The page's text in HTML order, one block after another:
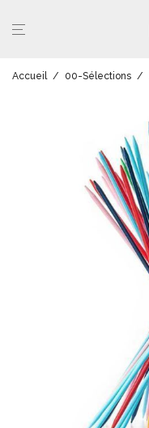
Accueil / 00-Sélections /